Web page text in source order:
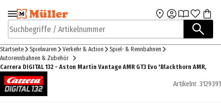
Zur Navigation
springen
Zum Hauptinhalt
Suchbegriffe / Artikelnummer
Startseite Spielwaren Verkehr & Action
Spiel- & Rennbahnen
Autorennbahnen & Zubehör
Carrera DIGITAL 132 - Aston Martin Vantage AMR GT3 Evo 'Blackthorn AMR,
Artikelnr. 3129391